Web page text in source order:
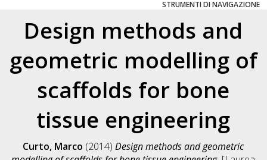
STRUMENTI DI NAVIGAZIONE
Design methods and
geometric modelling of
scaffolds for bone
tissue engineering
Curto, Marco (2014)Design methods and geometric